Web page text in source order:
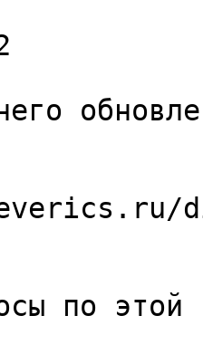
по этой